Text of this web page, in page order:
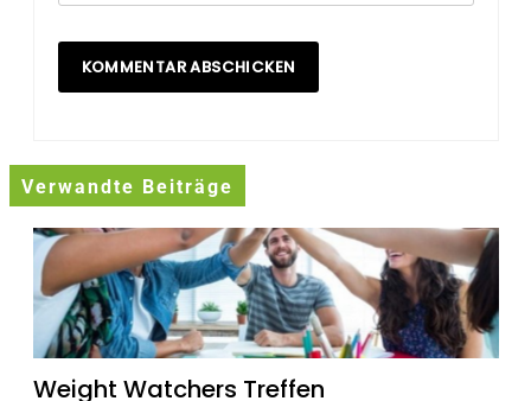
Verwandte Beiträge
Weight Watchers Treffen